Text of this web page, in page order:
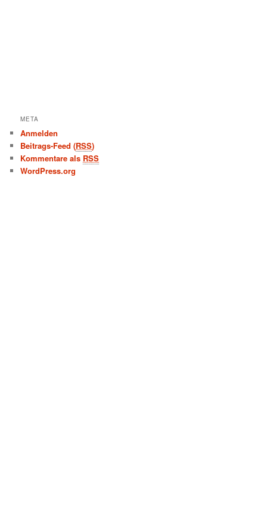
META
Anmelden
Beitrags-Feed (RSS)
Kommentare als RSS
WordPress.org